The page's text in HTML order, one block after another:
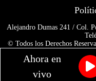
Ahora en
vivo
Alejandro Dumas 241 / Col.
© Todos los Derechos
Prohibida la reproducción